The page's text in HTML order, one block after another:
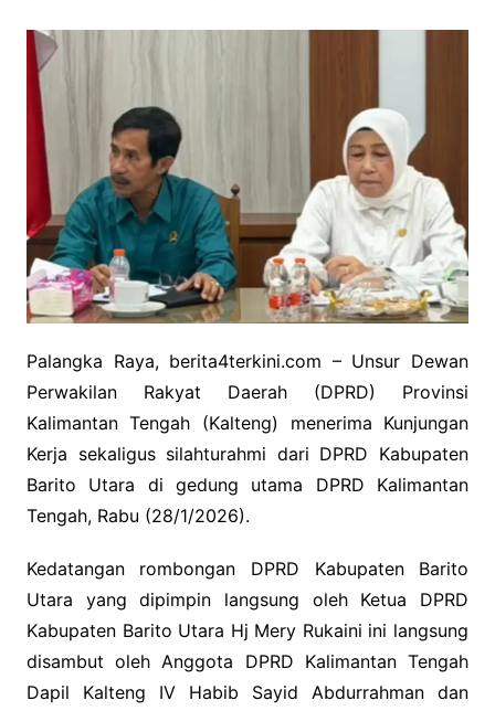
Palangka Raya, berita4terkini.com – Unsur Dewan
Perwakilan Rakyat Daerah (DPRD) Provinsi
Kalimantan Tengah (Kalteng) menerima Kunjungan
Kerja sekaligus silahturahmi dari DPRD Kabupaten
Barito Utara di gedung utama DPRD Kalimantan
Tengah, Rabu (28/1/2026).
Kedatangan rombongan DPRD Kabupaten Barito
Utara yang dipimpin langsung oleh Ketua DPRD
Kabupaten Barito Utara Hj Mery Rukaini ini langsung
disambut oleh Anggota DPRD Kalimantan Tengah
Dapil Kalteng IV Habib Sayid Abdurrahman dan